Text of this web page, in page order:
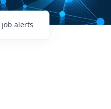
job alerts